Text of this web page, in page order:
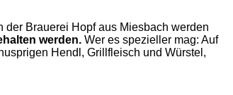
Brauerei Hopf aus Miesbach werden
werden. Wer es spezieller mag: Auf
Hendl, Grillfleisch und Würstel,